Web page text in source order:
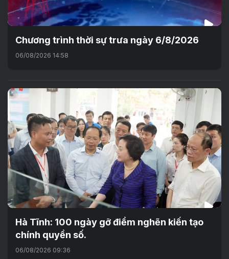
Chương trình thời sự trưa ngày 6/8/2026
06/08/2026 14:58
Hà Tĩnh: 100 ngày gỡ điểm nghẽn kiến tạo
chính quyền số.
06/08/2026 09:36